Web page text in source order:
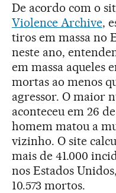
De acordo com o
Violence Archive,
tiros em massa no
neste ano,
em massa aqueles
mortas ao menos
agressor. O maior
aconteceu em 26
homem matou a
vizinho. O site
mais de 41.000
nos Estados
10.573 mortos.